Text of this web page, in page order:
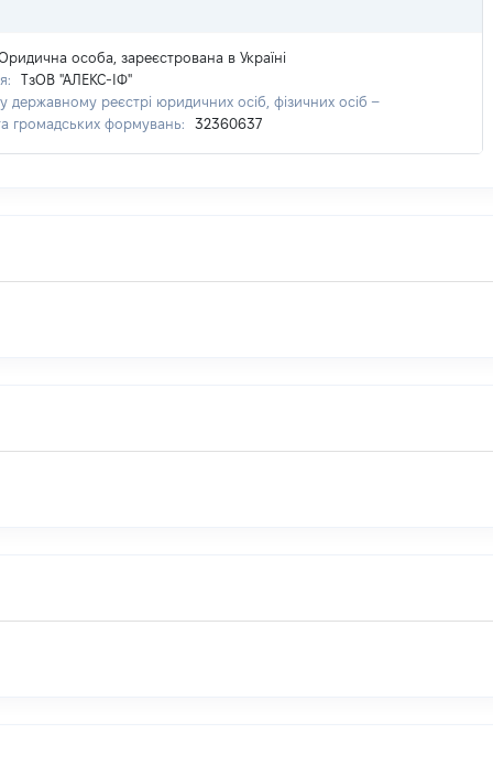
особа, зареєстрована в Україні
ТзОВ "АЛЕКС-ІФ"
державному реєстрі юридичних осіб, фізичних осіб –
громадських формувань:
32360637